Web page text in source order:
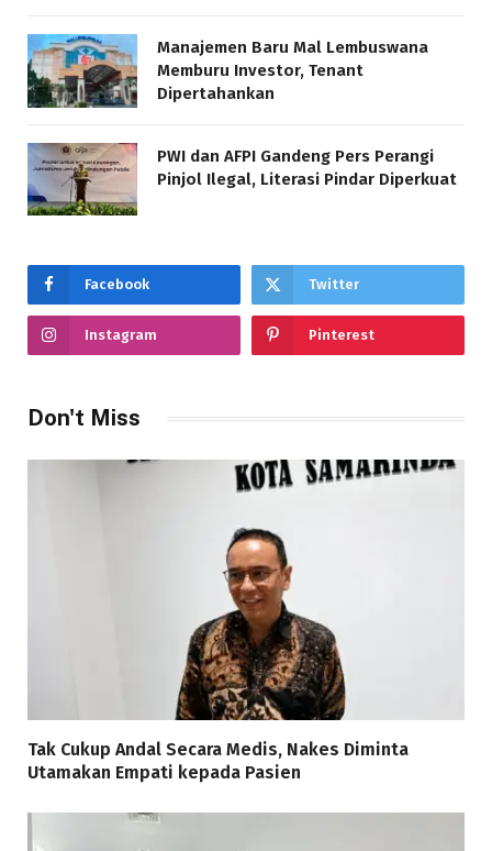
Manajemen Baru Mal Lembuswana
Memburu Investor, Tenant
Dipertahankan
PWI dan AFPI Gandeng Pers Perangi
Pinjol Ilegal, Literasi Pindar Diperkuat
Facebook Twitter
Instagram Pinterest
Don't Miss
Tak Cukup Andal Secara Medis, Nakes Diminta
Utamakan Empati kepada Pasien